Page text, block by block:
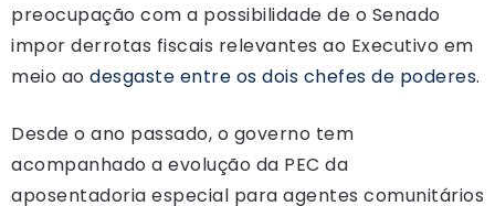
preocupação com a possibilidade de o Senado
impor derrotas fiscais relevantes ao Executivo em
meio ao desgaste entre os dois chefes de poderes.
Desde o ano passado, o governo tem
acompanhado a evolução da PEC da
aposentadoria especial para agentes comunitários